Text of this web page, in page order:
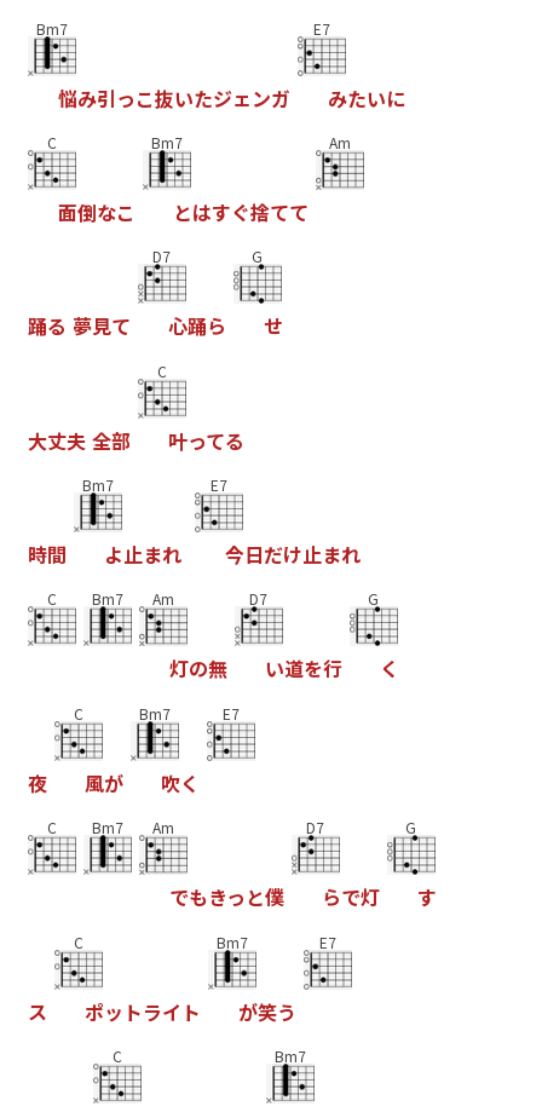
Bm7
悩み引っこ抜いたジェンガ
E7
みたいに
C
面倒なこ
Bm7
とはすぐ捨てて
Am
踊る 夢見て
D7
心踊ら
G
せ
大丈夫 全部
C
叶ってる
時間
Bm7
よ止まれ
E7
今日だけ止まれ
C Bm7 Am
灯の無
D7
い道を行
G
く
夜
C
風が
Bm7
吹く
E7
C Bm7 Am
でもきっ と僕
D7
らで灯
G
す
ス
C
ポッ トライ ト
Bm7
が笑う
E7
C Bm7